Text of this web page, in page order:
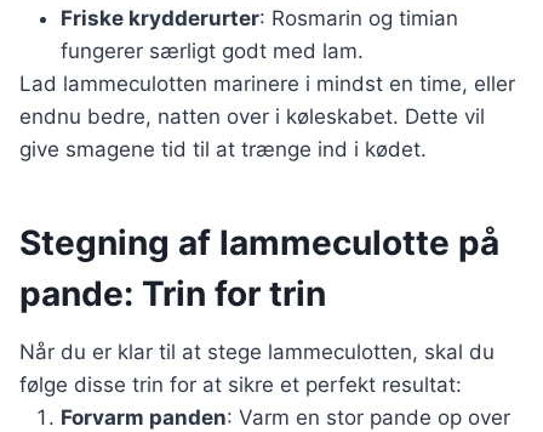
Friske krydderurter: Rosmarin og timian
fungerer særligt godt med lam.
Lad lammeculotten marinere i mindst en time, eller
endnu bedre, natten over i køleskabet. Dette vil
give smagene tid til at trænge ind i kødet.
Stegning af lammeculotte på
pande: Trin for trin
Når du er klar til at stege lammeculotten, skal du
følge disse trin for at sikre et perfekt resultat:
Forvarm panden: Varm en stor pande op over